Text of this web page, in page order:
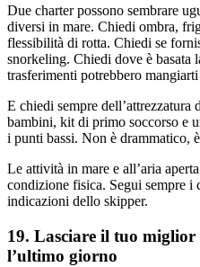
Due charter possono sembrare
diversi in mare. Chiedi ombra,
flessibilità di rotta. Chiedi se
snorkeling. Chiedi dove è basata
trasferimenti potrebbero
E chiedi sempre
bambini, kit di primo soccorso e
i punti bassi. Non è drammatico,
Le attività in mare e all’aria
condizione fisica. Segui sempre
indicazioni dello skipper.
19. Lasciare il tuo
l’ultimo giorno